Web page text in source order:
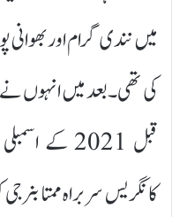
میں نندی گرام اور
کی تھی۔ بعد میں
قبل 2021
کانگریس سربراہ ممتا